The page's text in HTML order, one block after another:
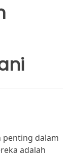
penting dalam
adalah